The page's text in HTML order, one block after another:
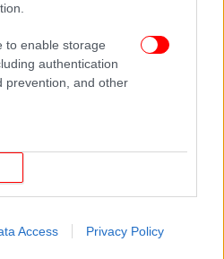
to enable storage
authentication
prevention, and other
Access Privacy Policy
Φως στην Ελλάδα από τα
περιγράφει στο